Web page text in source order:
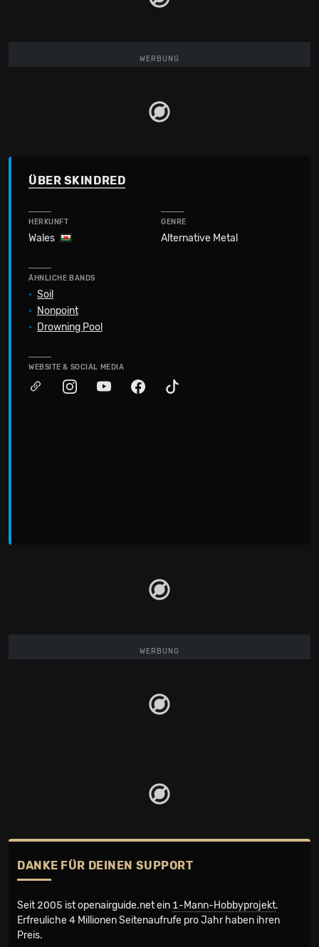
WERBUNG
ÜBER SKINDRED
HERKUNFT
Wales
GENRE
Alternative Metal
ÄHNLICHE BANDS
• Soil
• Nonpoint
• Drowning Pool
WEBSITE & SOCIAL MEDIA
WERBUNG
DANKE FÜR DEINEN SUPPORT
Seit 2005 ist openairguide.net ein 1-Mann-Hobbyprojekt.
Erfreuliche 4 Millionen Seiten­aufrufe pro Jahr haben ihren
Preis.